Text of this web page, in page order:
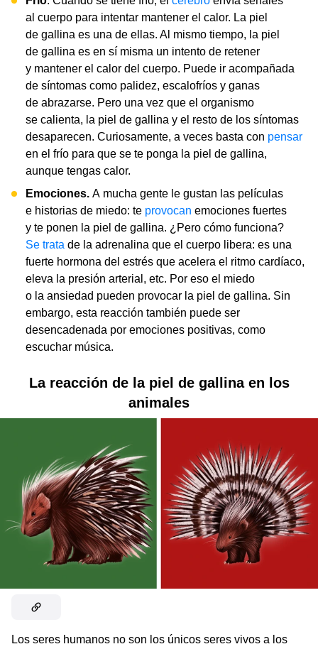
al cuerpo para intentar mantener el calor. La piel
de gallina es una de ellas. Al mismo tiempo, la piel
de gallina es en sí misma un intento de retener
y mantener el calor del cuerpo. Puede ir acompañada
de síntomas como palidez, escalofríos y ganas
de abrazarse. Pero una vez que el organismo
se calienta, la piel de gallina y el resto de los síntomas
desaparecen. Curiosamente, a veces basta con pensar
en el frío para que se te ponga la piel de gallina,
aunque tengas calor.
Emociones. A mucha gente le gustan las películas
e historias de miedo: te provocan emociones fuertes
y te ponen la piel de gallina. ¿Pero cómo funciona?
Se trata de la adrenalina que el cuerpo libera: es una
fuerte hormona del estrés que acelera el ritmo cardíaco,
eleva la presión arterial, etc. Por eso el miedo
o la ansiedad pueden provocar la piel de gallina. Sin
embargo, esta reacción también puede ser
desencadenada por emociones positivas, como
escuchar música.
La reacción de la piel de gallina en los
animales
Los seres humanos no son los únicos seres vivos a los